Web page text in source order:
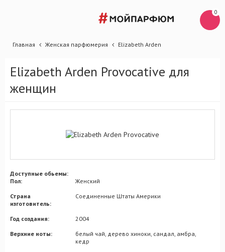
0
Главная Женская парфюмерия Elizabeth Arden
Elizabeth Arden Provocative для
женщин
Доступные обьемы:
Пол:
Женский
Страна
изготовитель:
Соединенные Штаты Америки
Год создания:
2004
Верхние ноты:
белый чай, дерево хиноки, сандал, амбра,
кедр